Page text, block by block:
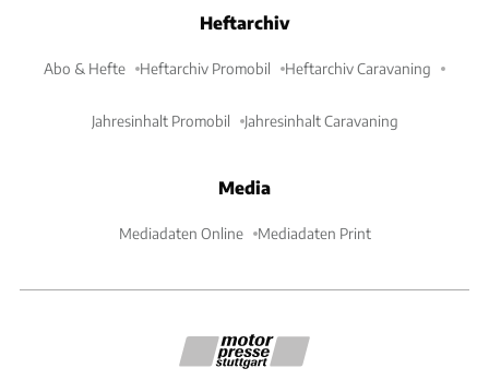
Heftarchiv
Abo & Hefte Heftarchiv Promobil Heftarchiv Caravaning
Jahresinhalt Promobil Jahresinhalt Caravaning
Media
Mediadaten Online Mediadaten Print